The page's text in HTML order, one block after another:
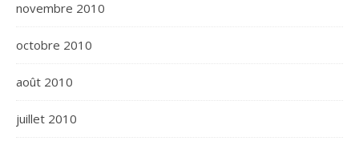
novembre 2010
octobre 2010
août 2010
juillet 2010